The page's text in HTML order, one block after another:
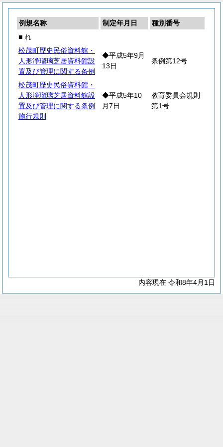
例規名称 制定年月日
種別番号
■ れ
松茂町歴史民俗資料館・
人形浄瑠璃芝居資料館設
置及び管理に関する条例
◆平成5年9月
13日
条例第12号
松茂町歴史民俗資料館・
人形浄瑠璃芝居資料館設
置及び管理に関する条例
施行規則
◆平成5年10
月7日
教育委員会規則
第1号
内容現在 令和8年4月1日